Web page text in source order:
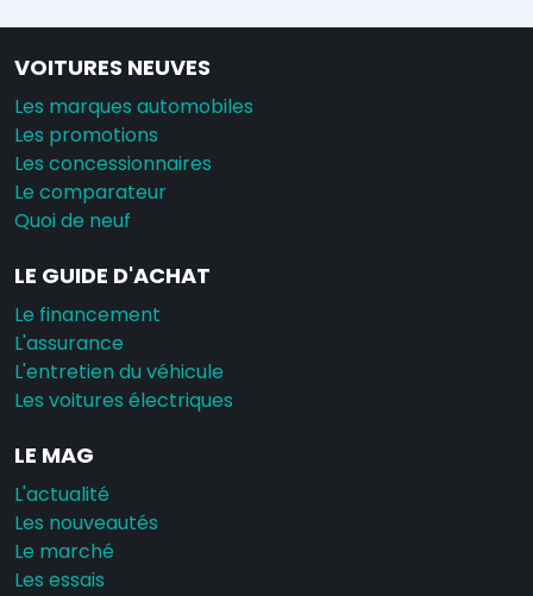
VOITURES NEUVES
Les marques automobiles
Les promotions
Les concessionnaires
Le comparateur
Quoi de neuf
LE GUIDE D'ACHAT
Le financement
L'assurance
L'entretien du véhicule
Les voitures électriques
LE MAG
L'actualité
Les nouveautés
Le marché
Les essais